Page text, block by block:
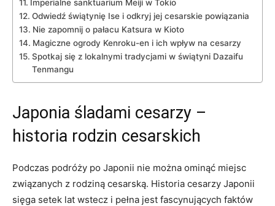
Imperialne sanktuarium Meiji ‍w Tokio
Odwiedź świątynię Ise i odkryj jej cesarskie⁤ powiązania
Nie zapomnij o pałacu Katsura w⁤ Kioto
Magiczne ogrody​ Kenroku-en ⁣i ich wpływ ⁢na cesarzy
Spotkaj się z lokalnymi tradycjami w świątyni Dazaifu
Tenmangu
Japonia śladami⁤ cesarzy –
historia rodzin cesarskich
Podczas podróży po Japonii nie można ominąć miejsc‍
związanych z rodziną ‍cesarską. Historia cesarzy Japonii
sięga setek⁤ lat wstecz i pełna jest fascynujących faktów